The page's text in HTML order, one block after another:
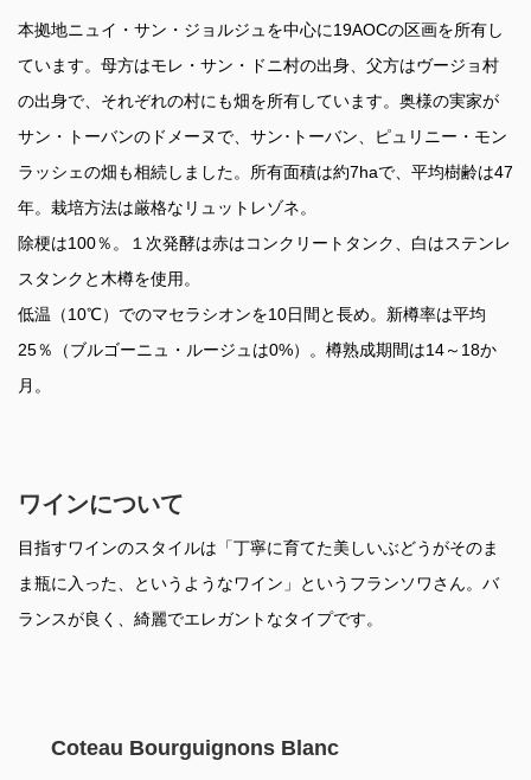
本拠地ニュイ・サン・ジョルジュを中心に19AOCの区画を所有し
ています。母方はモレ・サン・ドニ村の出身、父方はヴージョ村
の出身で、それぞれの村にも畑を所有しています。奥様の実家が
サン・トーバンのドメーヌで、サン･トーバン、ピュリニー・モン
ラッシェの畑も相続しました。所有面積は約7haで、平均樹齢は47
年。栽培方法は厳格なリュットレゾネ。
除梗は100％。１次発酵は赤はコンクリートタンク、白はステンレ
スタンクと木樽を使用。
低温（10℃）でのマセラシオンを10日間と長め。新樽率は平均
25％（ブルゴーニュ・ルージュは0%）。樽熟成期間は14～18か
月。
ワインについて
目指すワインのスタイルは「丁寧に育てた美しいぶどうがそのま
ま瓶に入った、というようなワイン」というフランソワさん。バ
ランスが良く、綺麗でエレガントなタイプです。
Coteau Bourguignons Blanc